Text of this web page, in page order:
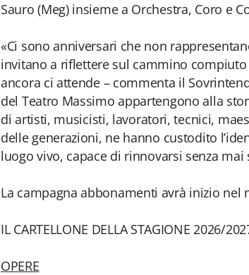
Sauro (Meg) insieme a Orchestra, Coro e
«Ci sono anniversari che non
invitano a riflettere sul cammino
ancora ci attende – commenta il
del Teatro Massimo appartengono alla
di artisti, musicisti, lavoratori, tecnici,
delle generazioni, ne hanno custodito
luogo vivo, capace di rinnovarsi senza mai
La campagna abbonamenti avrà inizio nel
IL CARTELLONE DELLA STAGIONE 2026/
OPERE